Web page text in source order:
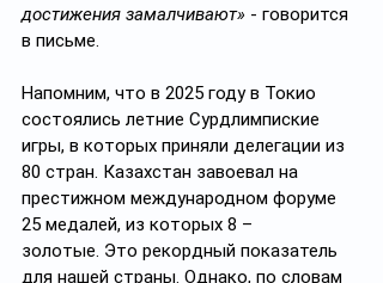
достижения замалчивают» - говорится
в письме.
Напомним, что в 2025 году в Токио
состоялись летние Сурдлимпиские
игры, в которых приняли делегации из
80 стран. Казахстан завоевал на
престижном международном форуме
25 медалей, из которых 8 –
золотые. Это рекордный показатель
для нашей страны. Однако, по словам